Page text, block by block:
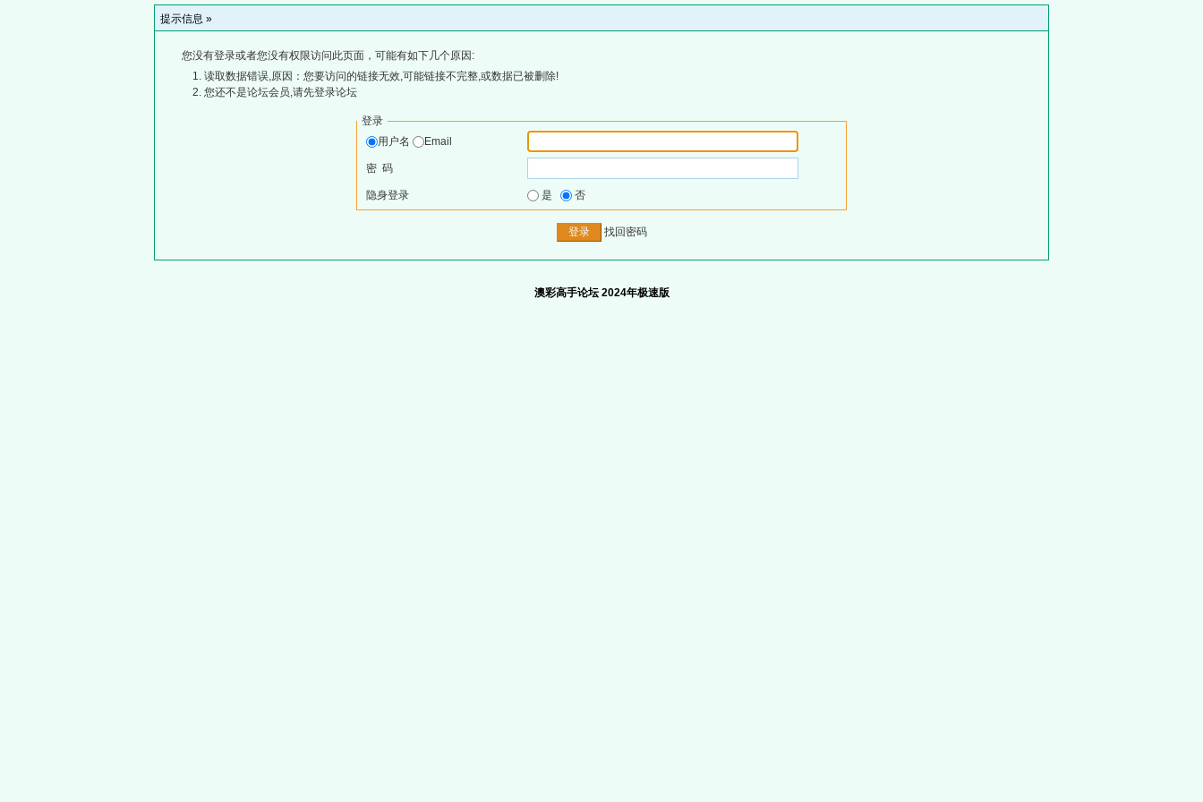
提示信息 »
您没有登录或者您没有权限访问此页面，可能有如下几个原因:
读取数据错误,原因：您要访问的链接无效,可能链接不完整,或数据已被删除!
您还不是论坛会员,请先登录论坛
登录
用户名
Email
密 码
隐身登录 是 否
找回密码
澳彩高手论坛 2024年极速版